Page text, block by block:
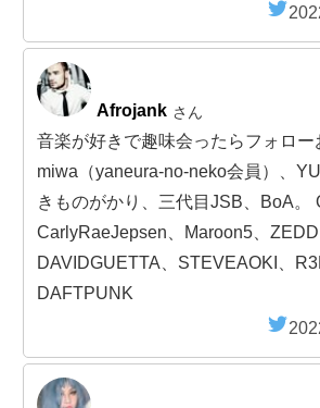
Afrojank さん
音楽が好きで趣味会ったらフォロー
miwa（yaneura-no-neko会員）、
きものがかり、三代目JSB、BoA。
CarlyRaeJepsen、Maroon5、ZEDD
DAVIDGUETTA、STEVEAOKI、
DAFTPUNK